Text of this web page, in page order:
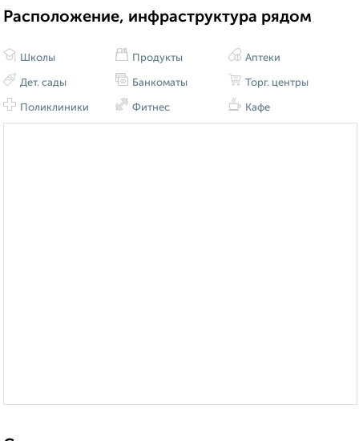
Расположение, инфраструктура рядом
Школы
Дет. сады
Поликлиники
Продукты
Банкоматы
Фитнес
Аптеки
Торг. центры
Кафе